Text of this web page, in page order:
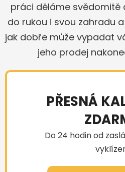
práci děláme svědomitě
do rukou i svou zahradu
jak dobře může vypadat
jeho prodej
PŘESNÁ
Do 24 hodin od